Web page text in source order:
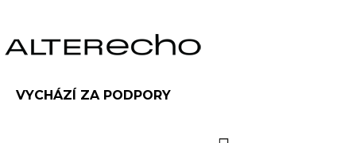
VYCHÁZÍ ZA PODPORY